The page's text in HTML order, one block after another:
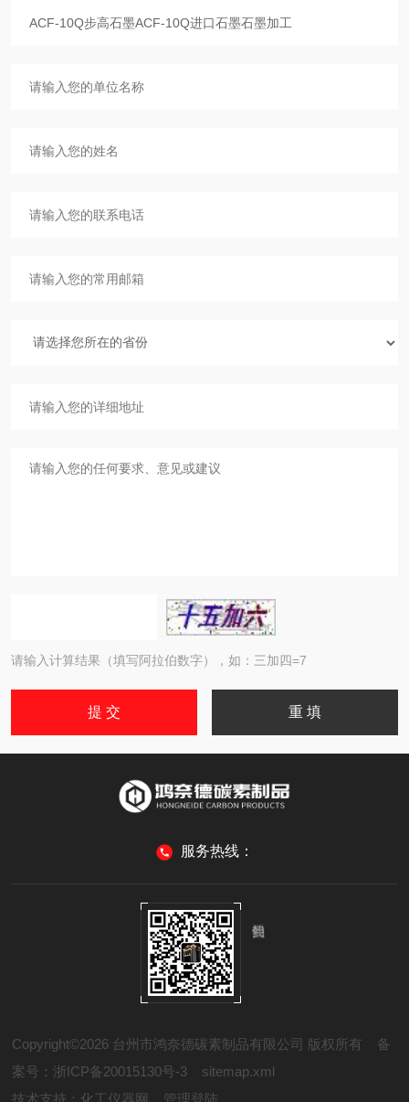
请输入计算结果（填写阿拉伯数字），如：三加四=7
服务热线：
Copyright©2026 台州市鸿奈德碳素制品有限公司 版权所有 备
案号：浙ICP备20015130号-3
sitemap.xml
技术支持： 化工仪器网 管理登陆